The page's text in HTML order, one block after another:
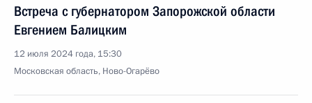
Встреча с губернатором Запорожской области
Евгением Балицким
12 июля 2024 года, 15:30
Московская область, Ново-Огарёво